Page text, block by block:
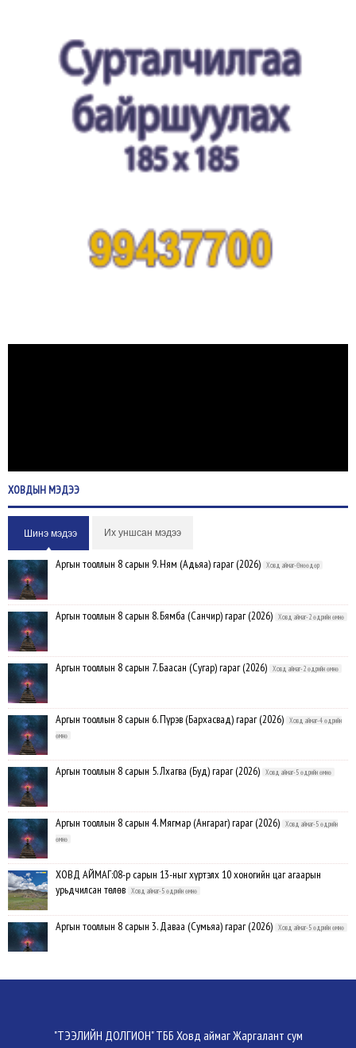
ХОВДЫНМЭДЭЭ
Шинэ мэдээ Их уншсан мэдээ
Аргын тооллын 8 сарын 9. Ням (Адьяа) гараг (2026) Ховд аймаг-Өнөөдөр
Аргын тооллын 8 сарын 8. Бямба (Санчир) гараг (2026) Ховд аймаг-2 өдрийн өмнө
Аргын тооллын 8 сарын 7. Баасан (Сугар) гараг (2026) Ховд аймаг-2 өдрийн өмнө
Аргын тооллын 8 сарын 6. Пүрэв (Бархасвад) гараг (2026)
Ховд аймаг-4 өдрийн
өмнө
Аргын тооллын 8 сарын 5. Лхагва (Буд) гараг (2026) Ховд аймаг-5 өдрийн өмнө
Аргын тооллын 8 сарын 4. Мягмар (Ангараг) гараг (2026)
Ховд аймаг-5 өдрийн
өмнө
ХОВД АЙМАГ:08-р сарын 13-ныг хүртэлх 10 хоногийн цаг агаарын
урьдчилсан төлөв
Ховд аймаг-5 өдрийн өмнө
Аргын тооллын 8 сарын 3. Даваа (Сумьяа) гараг (2026) Ховд аймаг-5 өдрийн өмнө
Хүндэтгэлийн барилдаанд 64 бөх оролцлоо Ховд аймаг-8/3/2026
Улсын цол, чимэг хүртсэн бөхчүүд, харваачдад хүндэтгэл үзүүлэв
"ТЭЭЛИЙН ДОЛГИОН" ТББ Ховд аймаг Жаргалант сум